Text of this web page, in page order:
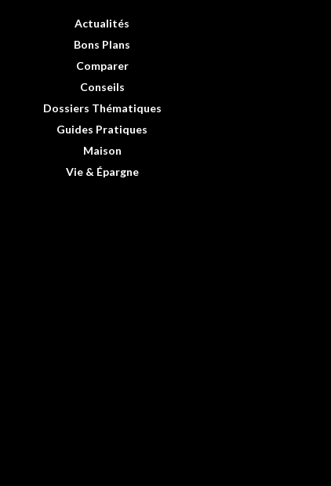
Actualités
Bons Plans
Comparer
Conseils
Dossiers Thématiques
Guides Pratiques
Maison
Vie & Épargne